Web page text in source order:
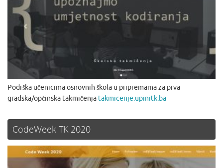
Podrška učenicima osnovnih škola u pripremama za prva
gradska/općinska takmičenja takmicenje.upinitk.ba
CodeWeek TK 2020